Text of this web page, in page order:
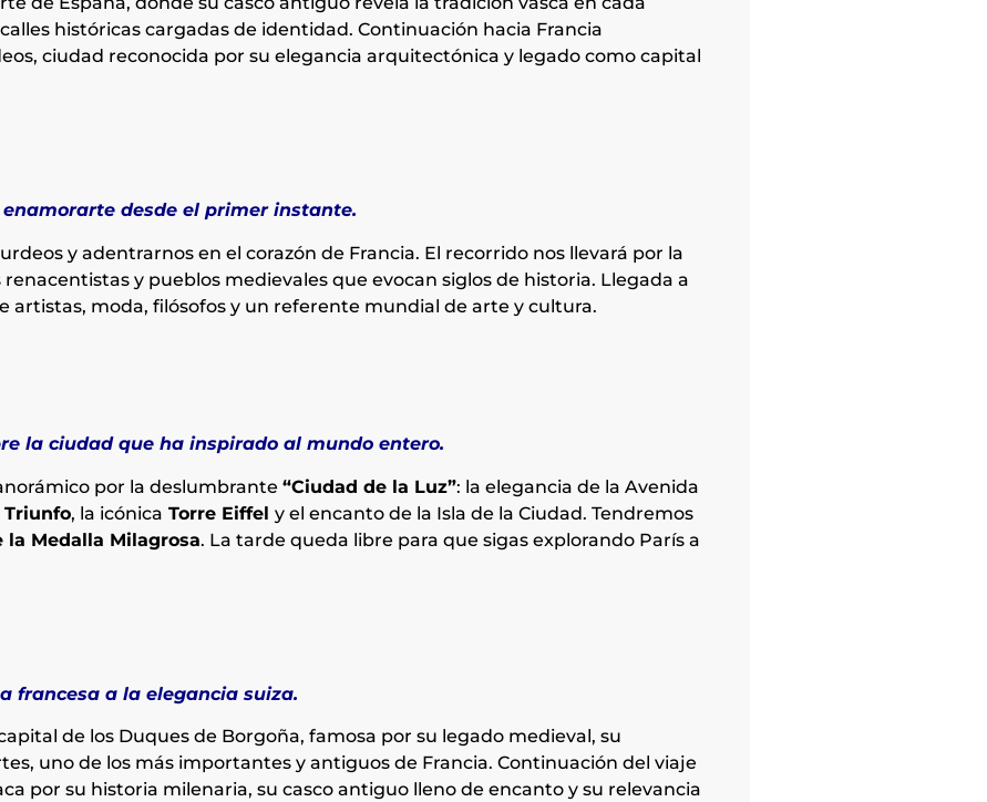
históricas cargadas de identidad. Continuación hacia Francia
ciudad reconocida por su elegancia arquitectónica y legado como capital
desde el primer instante.
y adentrarnos en el corazón de Francia. El recorrido nos llevará por la
renacentistas y pueblos medievales que evocan siglos de historia. Llegada a
artistas, moda, filósofos y un referente mundial de arte y cultura.
la ciudad que ha inspirado al mundo entero.
por la deslumbrante “Ciudad de la Luz”: la elegancia de la Avenida
Triunfo, la icónica Torre Eiffel y el encanto de la Isla de la Ciudad. Tendremos
la Medalla Milagrosa. La tarde queda libre para que sigas explorando París a
francesa a la elegancia suiza.
de los Duques de Borgoña, famosa por su legado medieval, su
uno de los más importantes y antiguos de Francia. Continuación del viaje
por su historia milenaria, su casco antiguo lleno de encanto y su relevancia